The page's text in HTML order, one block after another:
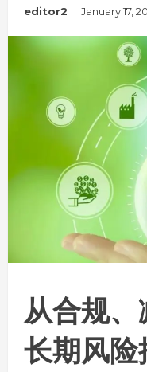
editor2 January 17,
从合规
长期风